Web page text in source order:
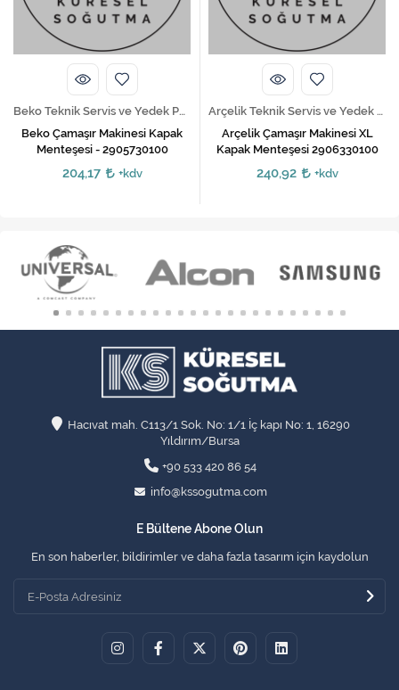
Beko Teknik Servis ve Yedek Parça Hizmetleri
Beko Çamaşır Makinesi Kapak
Menteşesi - 2905730100
204,17 +kdv
Arçelik Teknik Servis ve Yedek Parça Hizmetleri
Arçelik Çamaşır Makinesi XL
Kapak Menteşesi 2906330100
240,92 +kdv
Hacıvat mah. C113/1 Sok. No: 1/1 İç kapı No: 1, 16290
Yıldırım/Bursa
+90 533 420 86 54
info@kssogutma.com
E Bültene Abone Olun
En son haberler, bildirimler ve daha fazla tasarım için kaydolun